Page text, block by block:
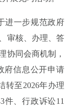
进一步规范政府
审核、办理、答
协同会商机制，
府信息公开申请
转至2026年办理
件 行政诉讼11